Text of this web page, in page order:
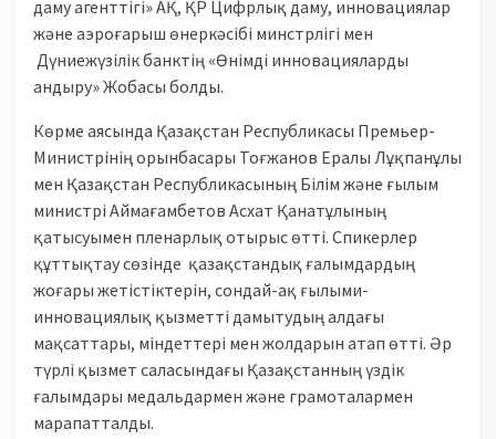
даму агенттігі» АҚ, ҚР Цифрлық даму, инновациялар
және аэроғарыш өнеркәсібі минстрлігі мен
Дүниежүзілік банктің «Өнімді инновацияларды
андыру» Жобасы болды.
Көрме аясында Қазақстан Республикасы Премьер-
Министрінің орынбасары Тоғжанов Ералы Лұқпанұлы
мен Қазақстан Республикасының Білім және ғылым
министрі Аймағамбетов Асхат Қанатұлының
қатысуымен пленарлық отырыс өтті. Спикерлер
құттықтау сөзінде қазақстандық ғалымдардың
жоғары жетістіктерін, сондай-ақ ғылыми-
инновациялық қызметті дамытудың алдағы
мақсаттары, міндеттері мен жолдарын атап өтті. Әр
түрлі қызмет саласындағы Қазақстанның үздік
ғалымдары медальдармен және грамоталармен
марапатталды.